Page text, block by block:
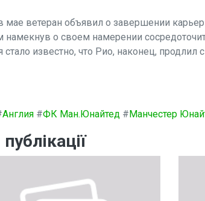
мае ветеран объявил о завершении
намекнув о своем намерении
стало известно, что Рио, наконец, продлил
Англия #ФК Ман.Юнайтед #Манчестер
публікації